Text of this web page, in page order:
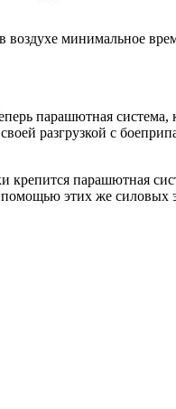
воздухе минимальное
парашютная система,
разгрузкой с
крепится парашютная
помощью этих же силовых